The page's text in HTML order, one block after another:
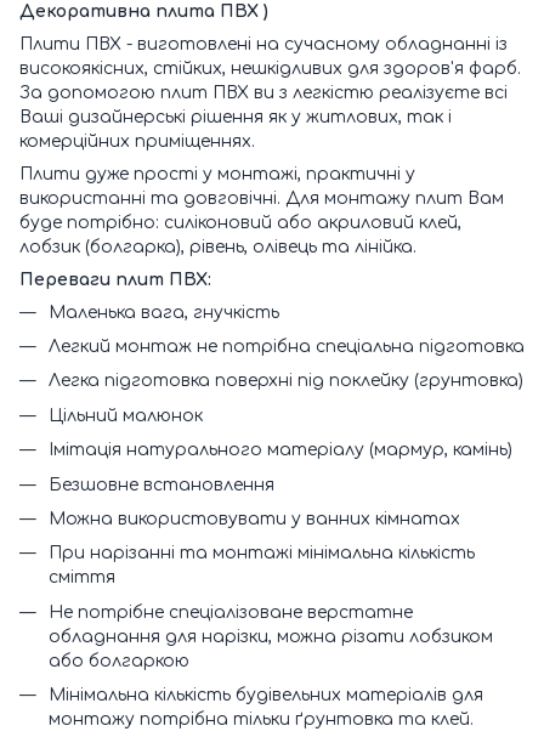
Декоративна плита ПВХ )
Плити ПВХ - виготовлені на сучасному обладнанні із
високоякісних, стійких, нешкідливих для здоров'я фарб.
За допомогою плит ПВХ ви з легкістю реалізуєте всі
Ваші дизайнерські рішення як у житлових, так і
комерційних приміщеннях.
Плити дуже прості у монтажі, практичні у
використанні та довговічні. Для монтажу плит Вам
буде потрібно: силіконовий або акриловий клей,
лобзик (болгарка), рівень, олівець та лінійка.
Переваги плит ПВХ:
Маленька вага, гнучкість
Легкий монтаж не потрібна спеціальна підготовка
Легка підготовка поверхні під поклейку (грунтовка)
Цільний малюнок
Імітація натурального матеріалу (мармур, камінь)
Безшовне встановлення
Можна використовувати у ванних кімнатах
При нарізанні та монтажі мінімальна кількість
сміття
Не потрібне спеціалізоване верстатне
обладнання для нарізки, можна різати лобзиком
або болгаркою
Мінімальна кількість будівельних матеріалів для
монтажу потрібна тільки ґрунтовка та клей.